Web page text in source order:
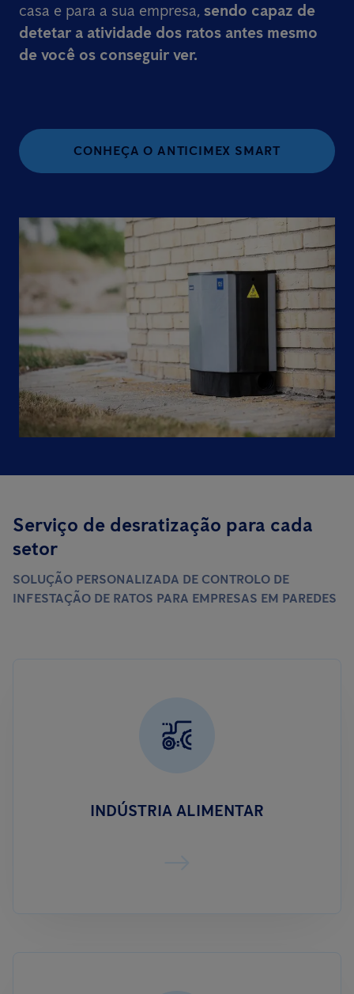
casa e para a sua empresa, sendo capaz de
detetar a atividade dos ratos antes mesmo
de você os conseguir ver.
CONHEÇA O ANTICIMEX SMART
Serviço de desratização para cada
setor
SOLUÇÃO PERSONALIZADA DE CONTROLO DE
INFESTAÇÃO DE RATOS PARA EMPRESAS EM PAREDES
INDÚSTRIA ALIMENTAR